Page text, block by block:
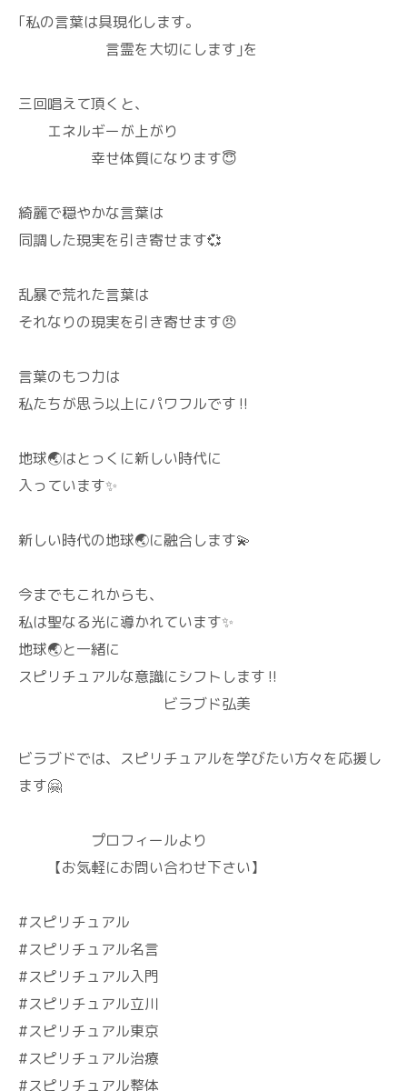
｢私の言葉は具現化します。
言霊を大切にします｣を
三回唱えて頂くと、
エネルギーが上がり
幸せ体質になります😇
綺麗で穏やかな言葉は
同調した現実を引き寄せます💞
乱暴で荒れた言葉は
それなりの現実を引き寄せます😠
言葉のもつ力は
私たちが思う以上にパワフルです‼️
地球🌏️はとっくに新しい時代に
入っています✨
新しい時代の地球🌏️に融合します💫
今までもこれからも、
私は聖なる光に導かれています✨
地球🌏️と一緒に
スピリチュアルな意識にシフトします‼️
ビラブド弘美
ビラブドでは、スピリチュアルを学びたい方々を応援し
ます🤗
プロフィールより
【お気軽にお問い合わせ下さい】
#スピリチュアル
#スピリチュアル名言
#スピリチュアル入門
#スピリチュアル立川
#スピリチュアル東京
#スピリチュアル治療
#スピリチュアル整体